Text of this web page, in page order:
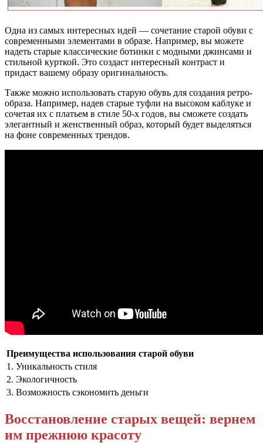
Одна из самых интересных идей — сочетание старой обуви с
современными элементами в образе. Например, вы можете
надеть старые классические ботинки с модными джинсами и
стильной курткой. Это создаст интересный контраст и
придаст вашему образу оригинальность.
Также можно использовать старую обувь для создания ретро-
образа. Например, надев старые туфли на высоком каблуке и
сочетая их с платьем в стиле 50-х годов, вы сможете создать
элегантный и женственный образ, который будет выделяться
на фоне современных трендов.
Преимущества использования старой обуви
1. Уникальность стиля
2. Экологичность
3. Возможность сэкономить деньги
Восстановление старых вещей: вернем
им прежнюю красоту